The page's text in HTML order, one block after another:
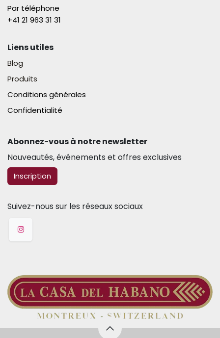
Par téléphone
+41 21 963 31 31​
Liens utiles
Blog
Produits
Conditions générales
Confidentialité
Abonnez-vous à notre newsletter​
Nouveautés, événements et offres exclusives
​​​​Inscription
Suivez-nous sur les réseaux sociaux